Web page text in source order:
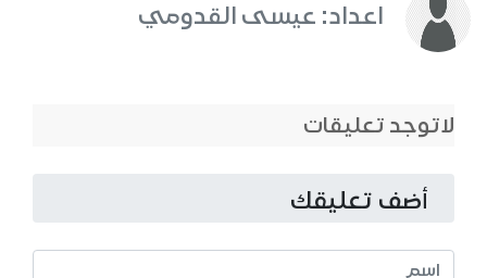
اعداد: عيسى القدومي
لاتوجد تعليقات
أضف تعليقك